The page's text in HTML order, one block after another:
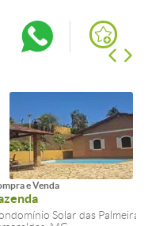
e Venda
Solar das Palmeiras,